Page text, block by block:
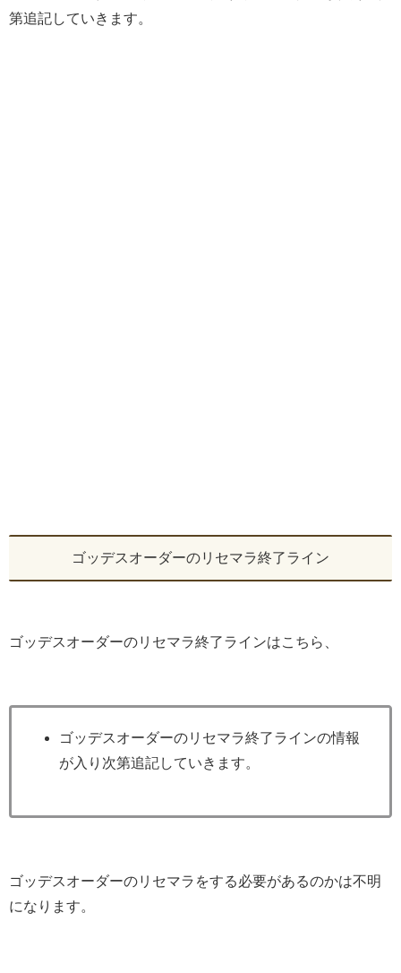
第追記していきます。
ゴッデスオーダーのリセマラ終了ライン
ゴッデスオーダーのリセマラ終了ラインはこちら、
ゴッデスオーダーのリセマラ終了ラインの情報
が入り次第追記していきます。
ゴッデスオーダーのリセマラをする必要があるのかは不明
になります。